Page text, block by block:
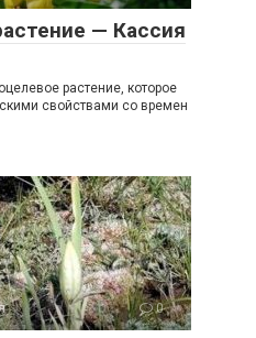
— Кассия
растение, которое
свойствами со времен
0